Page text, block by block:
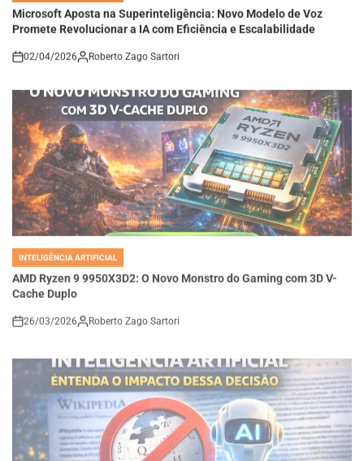
Promete Revolucionar a IA com Eficiência e Escalabilidade
POSTED
IN
INTELIGÊNCIA ARTIFICIAL
AMD Ryzen 9 9950X3D2: O Novo Monstro do Gaming com 3D V-
Cache Duplo
on
26/03/2026